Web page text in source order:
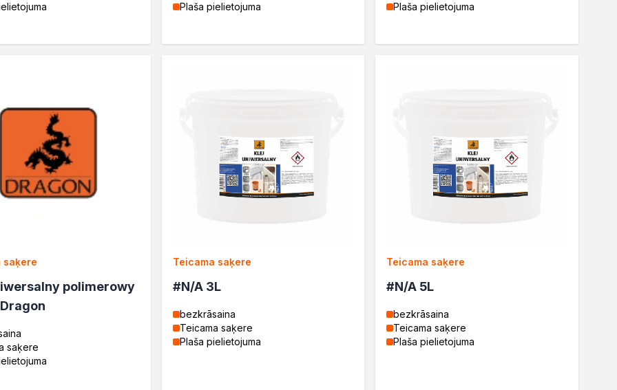
Plaša pielietojuma
Plaša pielietojuma
saķere
polimerowy
saķere
Teicama saķere
#N/A 3L
bezkrāsaina
Teicama saķere
Plaša pielietojuma
Teicama saķere
#N/A 5L
bezkrāsaina
Teicama saķere
Plaša pielietojuma